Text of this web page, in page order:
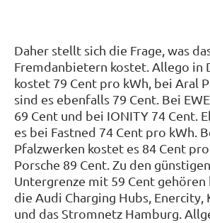
Daher stellt sich die Frage, was
Fremdanbietern kostet. Allego in
kostet 79 Cent pro kWh, bei Aral
sind es ebenfalls 79 Cent. Bei
69 Cent und bei IONITY 74 Cent.
es bei Fastned 74 Cent pro kWh.
Pfalzwerken kostet es 84 Cent
Porsche 89 Cent. Zu den
Untergrenze mit 59 Cent
die Audi Charging Hubs, Enercity,
und das Stromnetz Hamburg.